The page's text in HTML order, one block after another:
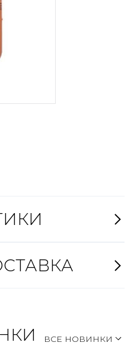
ВСЕ НОВИНКИ